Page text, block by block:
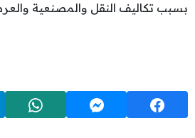
بسبب تكاليف النقل والمصنعية